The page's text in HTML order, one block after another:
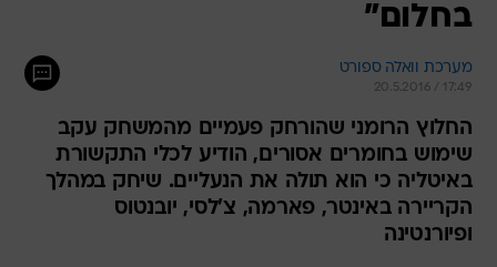
בחלום"
מערכת וואלה ספורט
20.5.2016 / 17:49
החלוץ הרומני שהורחק פעמיים מהמשחק עקב
שימוש בחומרים אסורים, הודיע לכלי התקשורת
באיטליה כי הוא תולה את הנעליים. שיחק במהלך
הקריירה באינטר, פארמה, צ'לסי, יובנטוס
ופיורנטינה